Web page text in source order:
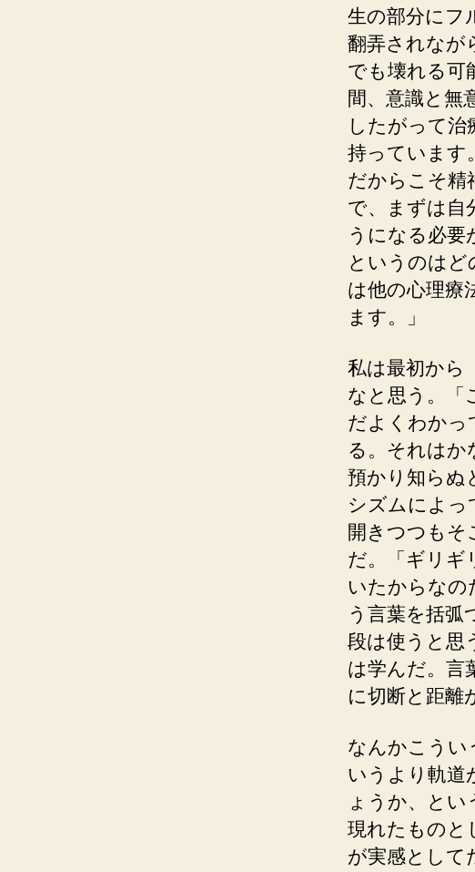
生の部分にフ
翻弄されなが
でも壊れる可
間、意識と無
したがって治
持っています。
だからこそ精
で、まずは自
うになる必要
というのはど
は他の心理療
ます。」
私は最初から
なと思う。「
だよくわかっ
る。それはか
預かり知らぬ
シズムによっ
開きつつもそ
だ。「ギリギ
いたからなの
う言葉を括弧
段は使うと思
は学んだ。言
に切断と距離
なんかこうい
いうより軌道
ょうか、と
現れたものと
が実感として